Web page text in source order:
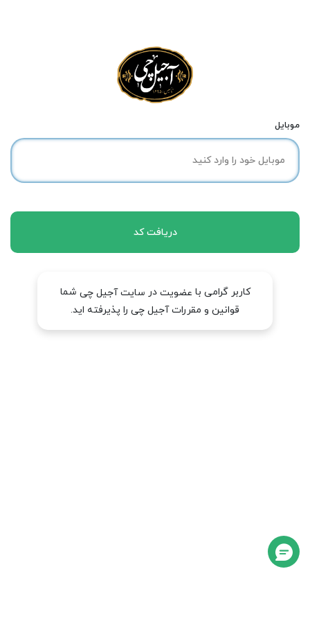
موبایل
دریافت کد
کاربر گرامی با عضویت در سایت آجیل چی شما
قوانین و مقررات آجیل چی را پذیرفته اید.